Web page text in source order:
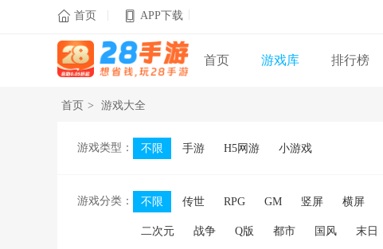
 首页 APP下载
首页 游戏库 排行榜
首页 > 游戏大全
游戏类型： 不限 手游 H5网游 小游戏
游戏分类： 不限 传世 RPG GM 竖屏 横屏
二次元 战争 Q版 都市 国风 末日